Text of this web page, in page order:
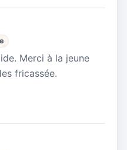
Merci à la jeune
fricassée.